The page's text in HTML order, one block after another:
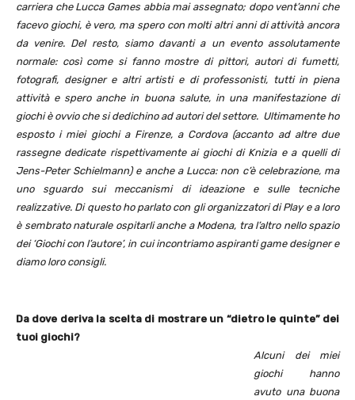
carriera che Lucca Games abbia mai assegnato; dopo vent’anni che
facevo giochi, è vero, ma spero con molti altri anni di attività ancora
da venire. Del resto, siamo davanti a un evento assolutamente
normale: così come si fanno mostre di pittori, autori di fumetti,
fotografi, designer e altri artisti e di professonisti, tutti in piena
attività e spero anche in buona salute, in una manifestazione di
giochi è ovvio che si dedichino ad autori del settore. Ultimamente ho
esposto i miei giochi a Firenze, a Cordova (accanto ad altre due
rassegne dedicate rispettivamente ai giochi di Knizia e a quelli di
Jens-Peter Schielmann) e anche a Lucca: non c’è celebrazione, ma
uno sguardo sui meccanismi di ideazione e sulle tecniche
realizzative. Di questo ho parlato con gli organizzatori di Play e a loro
è sembrato naturale ospitarli anche a Modena, tra l’altro nello spazio
dei ‘Giochi con l’autore’, in cui incontriamo aspiranti game designer e
diamo loro consigli.
Da dove deriva la scelta di mostrare un “dietro le quinte” dei
tuoi giochi?
Alcuni dei miei
giochi hanno
avuto una buona